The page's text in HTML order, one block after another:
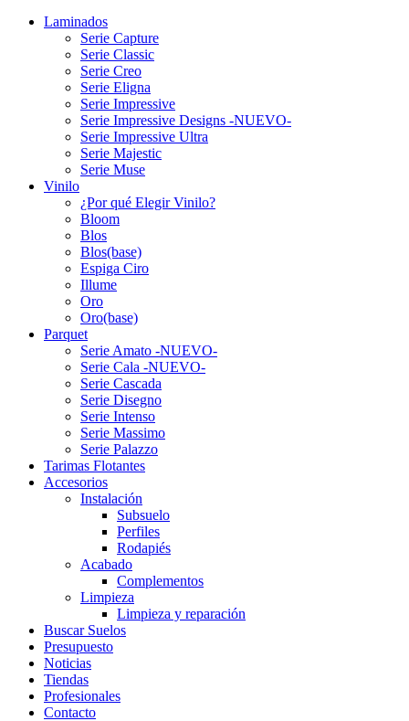
Laminados
Serie Capture
Serie Classic
Serie Creo
Serie Eligna
Serie Impressive
Serie Impressive Designs -NUEVO-
Serie Impressive Ultra
Serie Majestic
Serie Muse
Vinilo
¿Por qué Elegir Vinilo?
Bloom
Blos
Blos(base)
Espiga Ciro
Illume
Oro
Oro(base)
Parquet
Serie Amato -NUEVO-
Serie Cala -NUEVO-
Serie Cascada
Serie Disegno
Serie Intenso
Serie Massimo
Serie Palazzo
Tarimas Flotantes
Accesorios
Instalación
Subsuelo
Perfiles
Rodapiés
Acabado
Complementos
Limpieza
Limpieza y reparación
Buscar Suelos
Presupuesto
Noticias
Tiendas
Profesionales
Contacto